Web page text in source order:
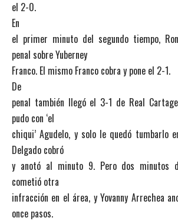
el 2-0.
En
el primer minuto del segundo tiempo,
penal sobre Yuberney
Franco. El mismo Franco cobra y pone el 2-1.
De
penal también llegó el 3-1 de Real
pudo con ‘el
chiqui’ Agudelo, y solo le quedó tumbarlo
Delgado cobró
y anotó al minuto 9. Pero dos minutos
cometió otra
infracción en el área, y Yovanny Arrechea
once pasos.